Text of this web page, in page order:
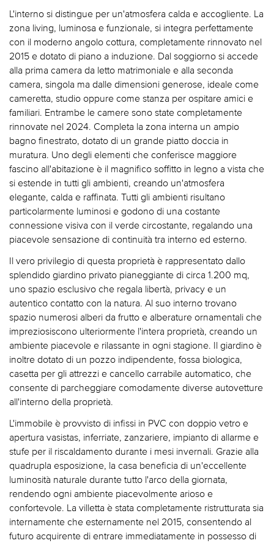
L'interno si distingue per un'atmosfera calda e accogliente. La
zona living, luminosa e funzionale, si integra perfettamente
con il moderno angolo cottura, completamente rinnovato nel
2015 e dotato di piano a induzione. Dal soggiorno si accede
alla prima camera da letto matrimoniale e alla seconda
camera, singola ma dalle dimensioni generose, ideale come
cameretta, studio oppure come stanza per ospitare amici e
familiari. Entrambe le camere sono state completamente
rinnovate nel 2024. Completa la zona interna un ampio
bagno finestrato, dotato di un grande piatto doccia in
muratura. Uno degli elementi che conferisce maggiore
fascino all'abitazione è il magnifico soffitto in legno a vista che
si estende in tutti gli ambienti, creando un'atmosfera
elegante, calda e raffinata. Tutti gli ambienti risultano
particolarmente luminosi e godono di una costante
connessione visiva con il verde circostante, regalando una
piacevole sensazione di continuità tra interno ed esterno.
Il vero privilegio di questa proprietà è rappresentato dallo
splendido giardino privato pianeggiante di circa 1.200 mq,
uno spazio esclusivo che regala libertà, privacy e un
autentico contatto con la natura. Al suo interno trovano
spazio numerosi alberi da frutto e alberature ornamentali che
impreziosiscono ulteriormente l'intera proprietà, creando un
ambiente piacevole e rilassante in ogni stagione. Il giardino è
inoltre dotato di un pozzo indipendente, fossa biologica,
casetta per gli attrezzi e cancello carrabile automatico, che
consente di parcheggiare comodamente diverse autovetture
all'interno della proprietà.
L'immobile è provvisto di infissi in PVC con doppio vetro e
apertura vasistas, inferriate, zanzariere, impianto di allarme e
stufe per il riscaldamento durante i mesi invernali. Grazie alla
quadrupla esposizione, la casa beneficia di un'eccellente
luminosità naturale durante tutto l'arco della giornata,
rendendo ogni ambiente piacevolmente arioso e
confortevole. La villetta è stata completamente ristrutturata sia
internamente che esternamente nel 2015, consentendo al
futuro acquirente di entrare immediatamente in possesso di